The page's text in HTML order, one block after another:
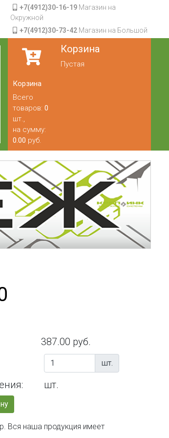
+7(4912)30-16-19Магазин на
Окружной
+7(4912)30-73-42Магазин на Большой
Корзина
Пустая
Корзина
Всего
товаров: 0
шт.,
на сумму:
0.00 руб.
387.00 руб.
шт.
шт.
Вся наша продукция имеет